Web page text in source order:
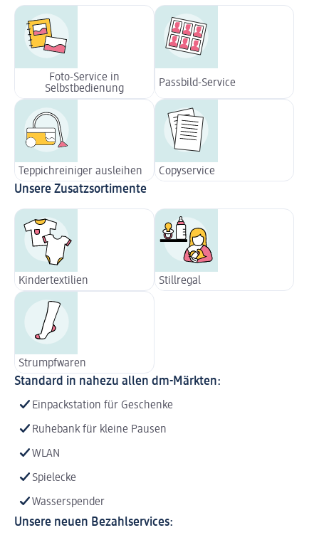
Foto-Service in
Selbstbedienung
Passbild-Service
Teppichreiniger ausleihen Copyservice
Unsere Zusatzsortimente
Kindertextilien Stillregal
Strumpfwaren
Standard in nahezu allen dm-Märkten:
Einpackstation für Geschenke
Ruhebank für kleine Pausen
WLAN
Spielecke
Wasserspender
Unsere neuen Bezahlservices: